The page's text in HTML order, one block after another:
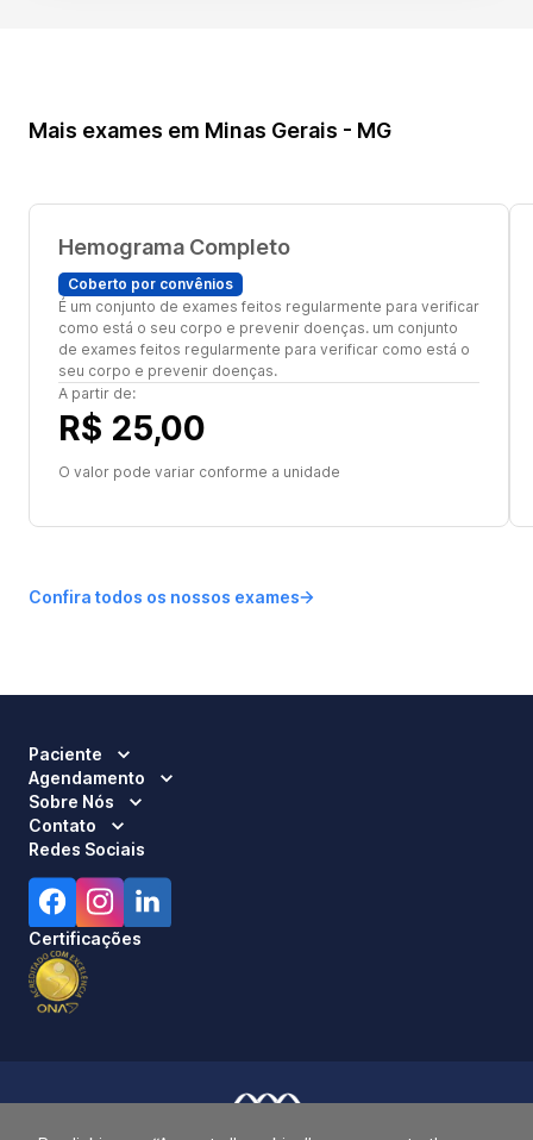
Mais exames em Minas Gerais - MG
Hemograma Completo
Coberto por convênios
É um conjunto de exames feitos regularmente para verificar
como está o seu corpo e prevenir doenças. um conjunto
de exames feitos regularmente para verificar como está o
seu corpo e prevenir doenças.
A partir de:
R$ 25,00
O valor pode variar conforme a unidade
Confira todos os nossos exames
Paciente
Agendamento
Sobre Nós
Contato
Redes Sociais
Certificações